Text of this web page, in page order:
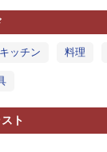
キッチン 料理
ト